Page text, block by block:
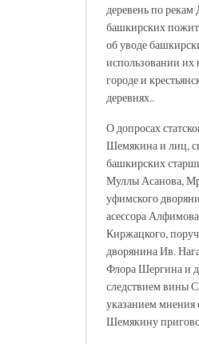
деревень по
башкирских
об уводе
использовании их
городе и
деревнях..
О допросах
Шемякина и лиц,
башкирских
Муллы Асанова,
уфимского
асессора
Киржацкого,
дворянина Ив.
Флора Шергина и
следствием вины
указанием мнения
Шемякину